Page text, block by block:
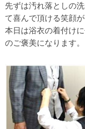
先ずは汚れ落としの
て喜んで頂ける笑顔が
本日は浴衣の着付け
のご褒美になります。